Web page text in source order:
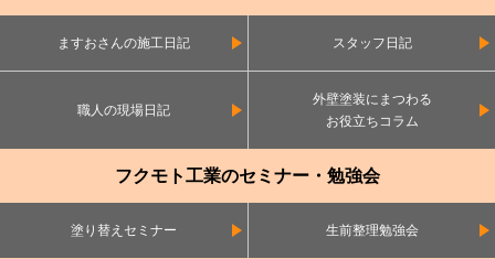
ますおさんの施工日記 スタッフ日記
職人の現場日記
外壁塗装にまつわる
お役立ちコラム
フクモト工業のセミナー・勉強会
塗り替えセミナー 生前整理勉強会